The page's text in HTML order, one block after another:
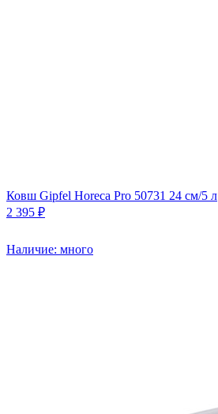
Ковш Gipfel Horeca Pro 50731 24 см/5 л
2 395 ₽
Наличие: много